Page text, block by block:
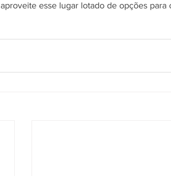
esse lugar lotado de opções para